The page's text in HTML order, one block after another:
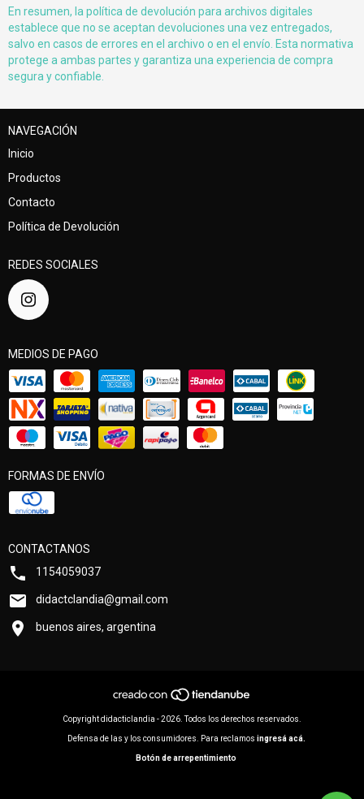
En resumen, la política de devolución para archivos digitales
establece que no se aceptan devoluciones una vez entregados,
salvo en casos de errores en el archivo o en el envío. Esta normativa
protege a ambas partes y garantiza una experiencia de compra
segura y confiable.
NAVEGACIÓN
Inicio
Productos
Contacto
Política de Devolución
REDES SOCIALES
MEDIOS DE PAGO
FORMAS DE ENVÍO
CONTACTANOS
1154059037
didactclandia@gmail.com
buenos aires, argentina
Copyright didacticlandia - 2026. Todos los derechos reservados.
Defensa de las y los consumidores. Para reclamos ingresá acá.
Botón de arrepentimiento